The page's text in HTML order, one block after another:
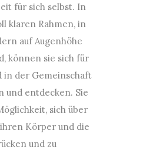
für sich selbst. In
­klaren Rahmen, in
auf Augenhöhe
können sie sich für
in der Gemeinschaft
und entdecken. Sie
sich über
Körper und die
und zu